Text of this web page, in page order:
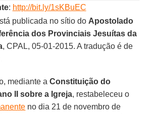
: http://bit.ly/1sKBuEC
publicada no sítio do Apostolado
dos Provinciais Jesuítas da
, CPAL, 05-01-2015. A tradução é de
mediante aConstituição do
II sobre a Igreja, restabeleceu o
no dia 21 de novembro de